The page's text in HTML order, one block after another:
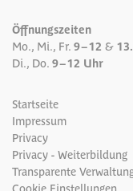
Öffnungszeiten
Mo., Mi., Fr. 9 – 12 &
Di., Do. 9 – 12 Uhr
Startseite
Impressum
Privacy
Privacy - Weiterbildung
Transparente
Cookie Einstellungen